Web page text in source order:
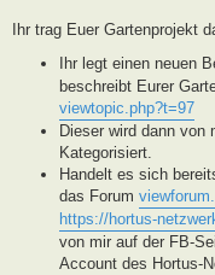
Ihr trag Euer Gartenprojekt
Ihr legt einen neuen
beschreibt Eurer
viewtopic.php?t=97
Dieser wird dann von
Kategorisiert.
Handelt es sich
das Forum
https://hortus-
von mir auf der FB-
Account des Hortus-